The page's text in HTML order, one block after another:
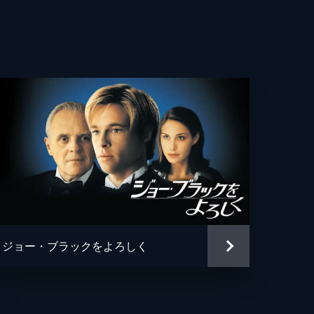
ー・ヘルナンデス
ヴェレット・スコット
・フェイ
・ガプトン
・ペンス
ジョー・ブラックをよろしく